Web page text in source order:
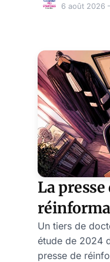
6 août 2026
La presse
par
Un tiers de
étude de 2024
presse de